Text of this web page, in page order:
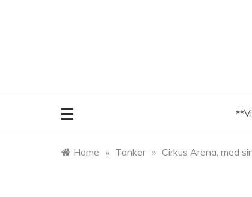
Home » Tanker » Cirkus Arena, med